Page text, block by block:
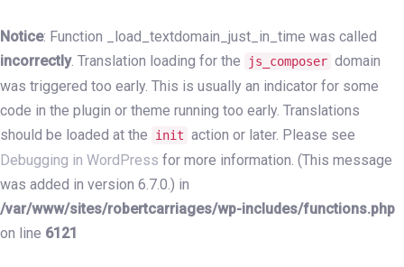
Notice: Function _load_textdomain_just_in_time was called
incorrectly. Translation loading for the js_composer domain
was triggered too early. This is usually an indicator for some
code in the plugin or theme running too early. Translations
should be loaded at the
init action or later. Please see
Debugging in WordPress for more information. (This message
was added in version 6.7.0.) in
/var/www/sites/robertcarriages/wp-includes/functions.php
on line 6121
links
to
primary
navigation
Skip
to
content